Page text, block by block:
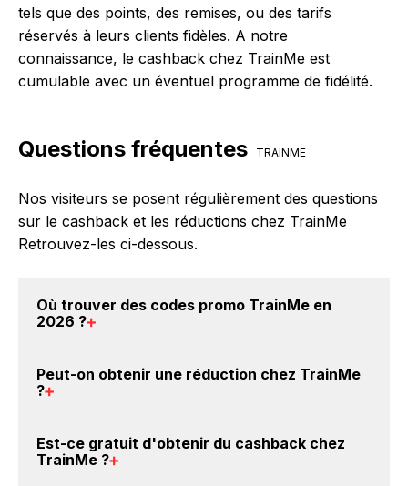
tels que des points, des remises, ou des tarifs
réservés à leurs clients fidèles. A notre
connaissance, le cashback chez TrainMe est
cumulable avec un éventuel programme de fidélité.
Questions fréquentes TRAINME
Nos visiteurs se posent régulièrement des questions
sur le cashback et les réductions chez TrainMe
Retrouvez-les ci-dessous.
Où trouver des codes promo TrainMe en
2026 ?
promo chez TrainMe. Si descodes promo TrainMe
codes promo TrainMe.
Peut-on obtenir une réduction chez TrainMe
?
crédités sur votre cagnotte BackBackBack lorsque
Est-ce gratuit d'obtenir du cashback chez
TrainMe ?